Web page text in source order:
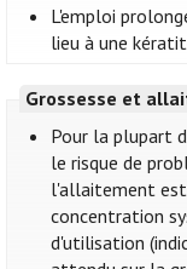
L'emploi
lieu à une
Grossesse et
Pour la plupart
le risque de
l'allaitement
concentration
d'utilisation